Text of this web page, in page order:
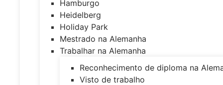
Hamburgo
Heidelberg
Holiday Park
Mestrado na Alemanha
Trabalhar na Alemanha
Reconhecimento de diploma na
Visto de trabalho